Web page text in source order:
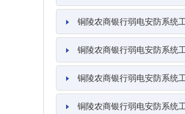
铜陵农商银行弱电安防系统
铜陵农商银行弱电安防系统
铜陵农商银行弱电安防系统
铜陵农商银行弱电安防系统